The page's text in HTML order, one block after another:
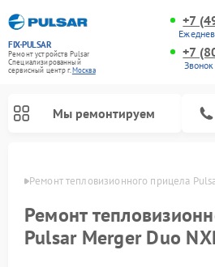
FIX-PULSAR
Ремонт устройств Pulsar
Специализированный
cервисный центр г.Москва
+7
+7
Мы ремонтируем
Ремонт тепловизионного прицела
Ремонт
Pulsar Merger Duo